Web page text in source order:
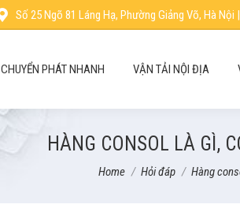
Số 25 Ngõ 81 Láng Hạ, Phường Giảng Võ, Hà
CHUYỂN PHÁT NHANH VẬN TẢI NỘI ĐỊA
HÀNG CONSOL LÀ GÌ,
You are here:
Home Hỏi đáp Hàng